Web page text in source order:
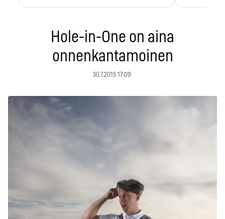
Hole-in-One on aina
onnenkantamoinen
30.7.2015 17:09